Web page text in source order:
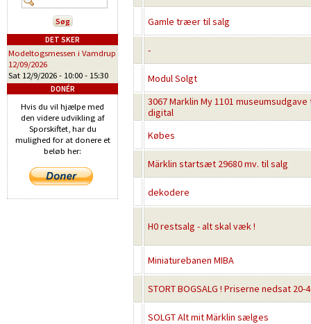
Gamle træer til salg
-
Modul Solgt
3067 Marklin My 1101 museumsudgave
digital
Købes
Märklin startsæt 29680 mv. til salg
dekodere
H0 restsalg - alt skal væk !
Miniaturebanen MIBA
STORT BOGSALG ! Priserne nedsat 20-
SOLGT Alt mit Märklin sælges
DET SKER
Modeltogsmessen i Vamdrup
12/09/2026
Sat 12/9/2026 - 10:00 - 15:30
DONÉR
Hvis du vil hjælpe med
den videre udvikling af
Sporskiftet, har du
mulighed for at donere et
beløb her: